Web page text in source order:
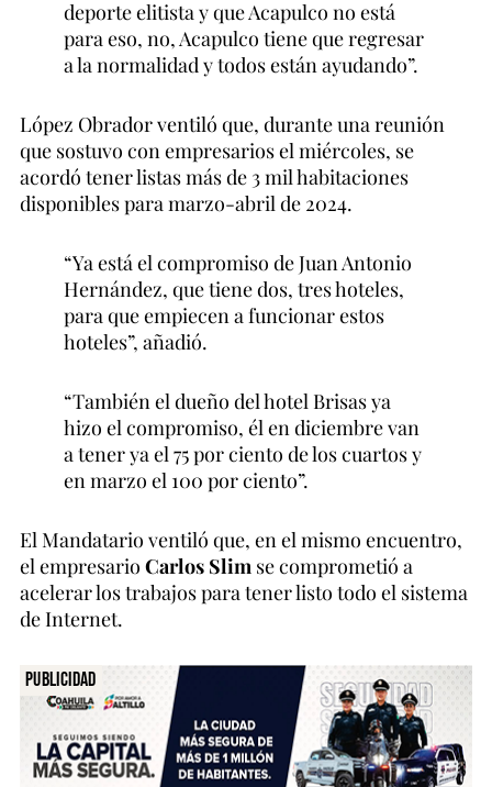
deporte elitista y que Acapulco no está
para eso, no, Acapulco tiene que regresar
a la normalidad y todos están ayudando”.
López Obrador ventiló que, durante una reunión
que sostuvo con empresarios el miércoles, se
acordó tener listas más de 3 mil habitaciones
disponibles para marzo-abril de 2024.
“Ya está el compromiso de Juan Antonio
Hernández, que tiene dos, tres hoteles,
para que empiecen a funcionar estos
hoteles”, añadió.
“También el dueño del hotel Brisas ya
hizo el compromiso, él en diciembre van
a tener ya el 75 por ciento de los cuartos y
en marzo el 100 por ciento”.
El Mandatario ventiló que, en el mismo encuentro,
el empresario Carlos Slim se comprometió a
acelerar los trabajos para tener listo todo el sistema
de Internet.
Publicidad